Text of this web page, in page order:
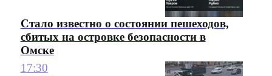
Стало известно о состоянии пешеходов,
сбитых на островке безопасности в
Омске
17:30